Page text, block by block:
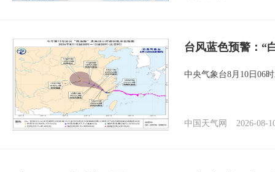
台风蓝色预警：“
中央气象台8月10日06
中国天气网 2026-08-